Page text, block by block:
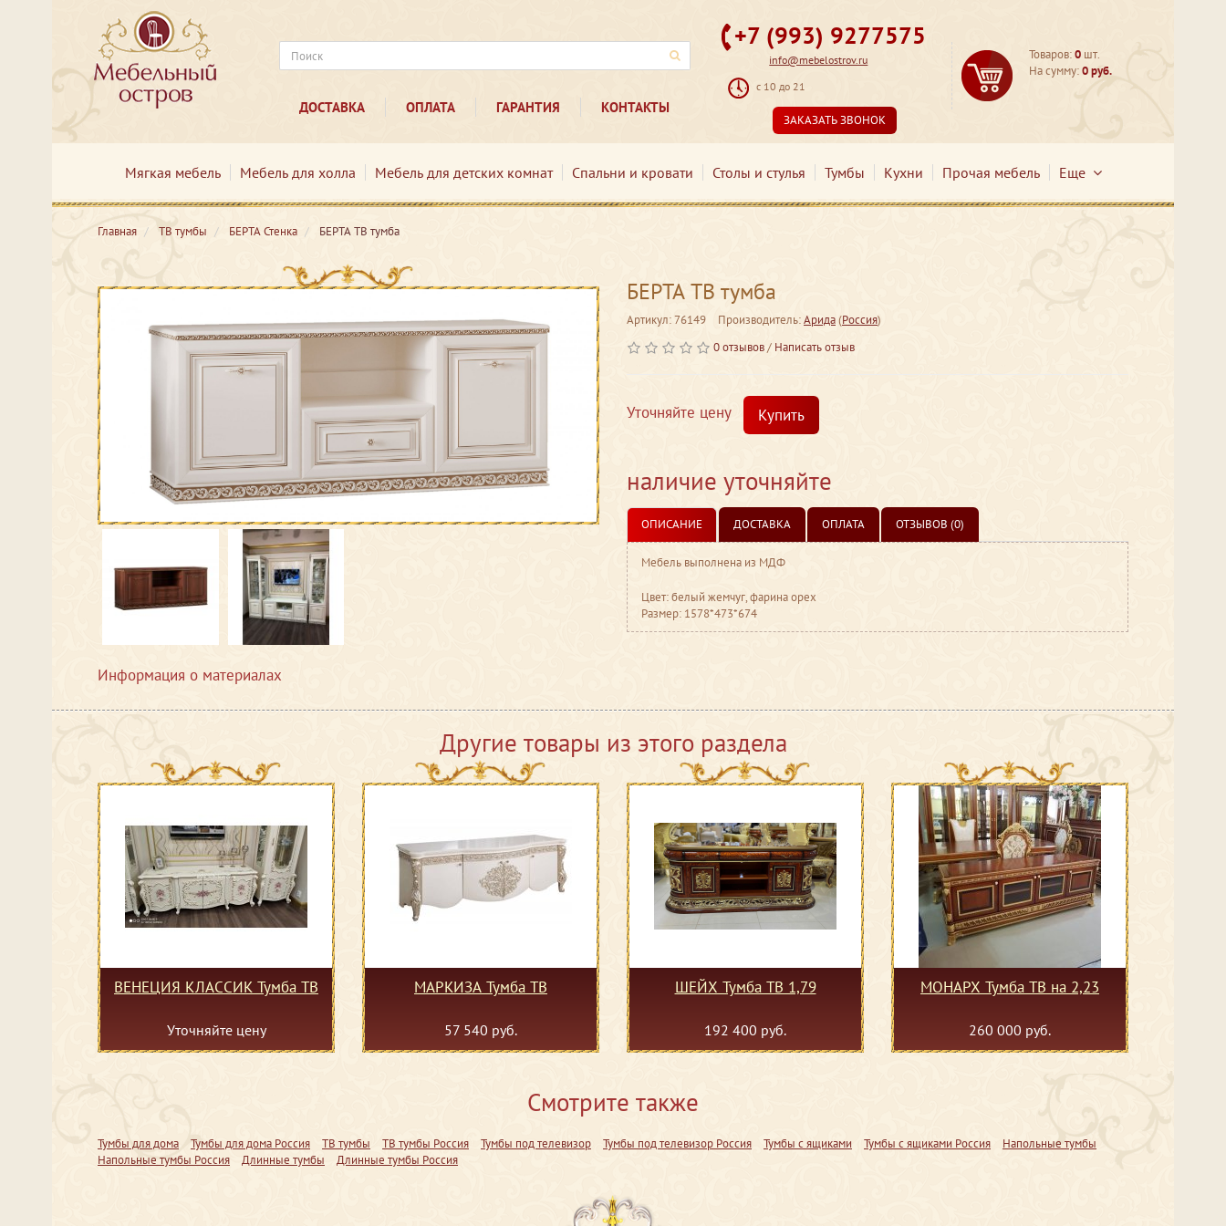
ДОСТАВКА ОПЛАТА ГАРАНТИЯ КОНТАКТЫ
+7 (993) 9277575
info@mebelostrov.ru
с 10 до 21
ЗАКАЗАТЬ ЗВОНОК
Товаров:0 шт.
На сумму:0 руб.
Мягкая мебель Мебель для холла Мебель для детских комнат Спальни и кровати Столы и стулья Тумбы Кухни Прочая мебель Еще
Главная ТВ тумбы БЕРТА Стенка БЕРТА ТВ тумба
Информация о материалах
БЕРТА ТВ тумба
Артикул: 76149 Производитель:Арида(Россия)
0 отзывов/ Написать отзыв
Уточняйте цену Купить
наличие уточняйте
ОПИСАНИЕ ДОСТАВКА ОПЛАТА ОТЗЫВОВ (0)
Мебель выполнена из МДФ
Цвет: белый жемчуг, фарина орех
Размер: 1578*473*674
Другие товары из этого раздела
ВЕНЕЦИЯ КЛАССИК Тумба ТВ
Уточняйте цену
МАРКИЗА Тумба ТВ
57 540 руб.
ШЕЙХ Тумба ТВ 1,79
192 400 руб.
МОНАРХ Тумба ТВ на 2,23
260 000 руб.
Смотрите также
Тумбы для дома Тумбы для дома Россия ТВ тумбы ТВ тумбы Россия Тумбы под телевизор Тумбы под телевизор Россия Тумбы с ящиками Тумбы с ящиками Россия
Напольные тумбы
Напольные тумбы Россия
Длинные тумбы Длинные тумбы Россия